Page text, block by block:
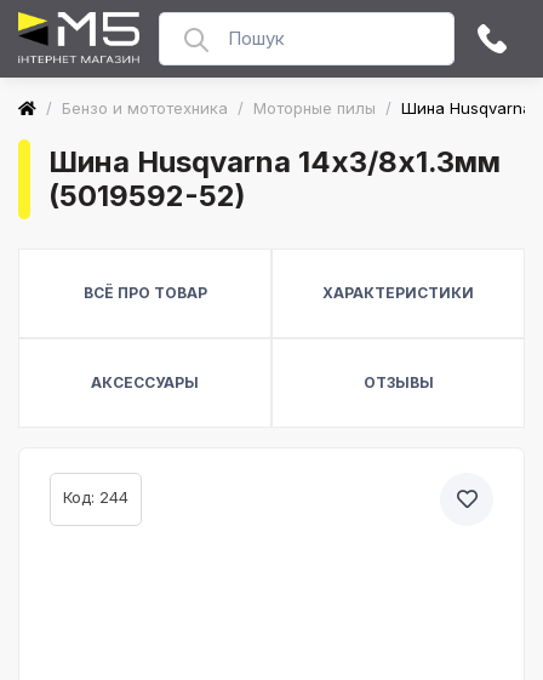
/ Бензо и мототехника / Моторные пилы / Шина Husqvarna
Шина Husqvarna 14х3/8х1.3мм
(5019592-52)
ВСЁ ПРО ТОВАР ХАРАКТЕРИСТИКИ
АКСЕССУАРЫ ОТЗЫВЫ
Код: 244